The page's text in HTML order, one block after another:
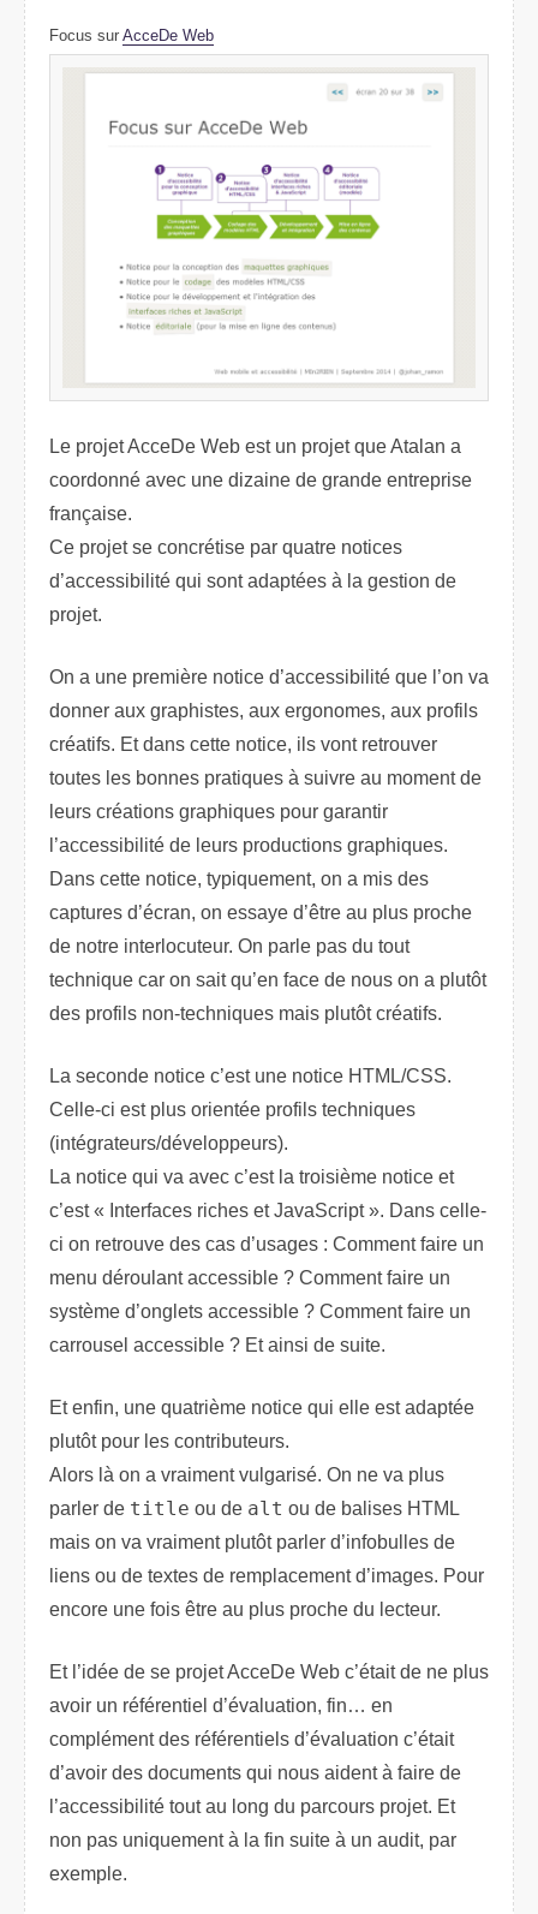
Focus sur AcceDe Web
Le projet AcceDe Web est un projet que Atalan a
coordonné avec une dizaine de grande entreprise
française.
Ce projet se concrétise par quatre notices
d’accessibilité qui sont adaptées à la gestion de
projet.
On a une première notice d’accessibilité que l’on va
donner aux graphistes, aux ergonomes, aux profils
créatifs. Et dans cette notice, ils vont retrouver
toutes les bonnes pratiques à suivre au moment de
leurs créations graphiques pour garantir
l’accessibilité de leurs productions graphiques.
Dans cette notice, typiquement, on a mis des
captures d’écran, on essaye d’être au plus proche
de notre interlocuteur. On parle pas du tout
technique car on sait qu’en face de nous on a plutôt
des profils non-techniques mais plutôt créatifs.
La seconde notice c’est une notice HTML/CSS.
Celle-ci est plus orientée profils techniques
(intégrateurs/développeurs).
La notice qui va avec c’est la troisième notice et
c’est « Interfaces riches et JavaScript ». Dans celle-
ci on retrouve des cas d’usages : Comment faire un
menu déroulant accessible ? Comment faire un
système d’onglets accessible ? Comment faire un
carrousel accessible ? Et ainsi de suite.
Et enfin, une quatrième notice qui elle est adaptée
plutôt pour les contributeurs.
Alors là on a vraiment vulgarisé. On ne va plus
parler de title ou de alt ou de balises HTML
mais on va vraiment plutôt parler d’infobulles de
liens ou de textes de remplacement d’images. Pour
encore une fois être au plus proche du lecteur.
Et l’idée de se projet AcceDe Web c’était de ne plus
avoir un référentiel d’évaluation, fin… en
complément des référentiels d’évaluation c’était
d’avoir des documents qui nous aident à faire de
l’accessibilité tout au long du parcours projet. Et
non pas uniquement à la fin suite à un audit, par
exemple.